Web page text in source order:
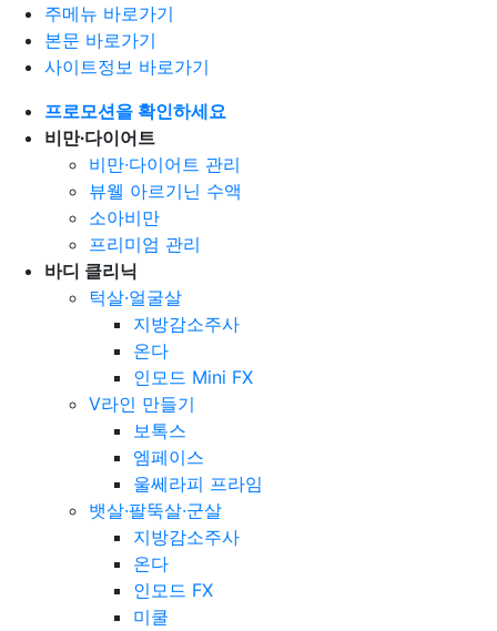
주메뉴 바로가기
본문 바로가기
사이트정보 바로가기
프로모션을 확인하세요
비만∙다이어트
비만∙다이어트 관리
뷰웰 아르기닌 수액
소아비만
프리미엄 관리
바디 클리닉
턱살·얼굴살
지방감소주사
온다
인모드 Mini FX
V라인 만들기
보톡스
엠페이스
울쎄라피 프라임
뱃살·팔뚝살·군살
지방감소주사
온다
인모드 FX
미쿨